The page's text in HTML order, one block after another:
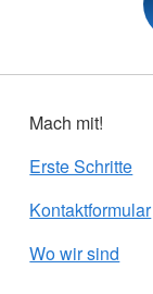
Mach mit!
Erste Schritte
Kontaktformular
Wo wir sind